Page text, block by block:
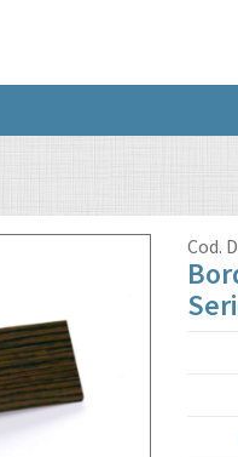
Cod.